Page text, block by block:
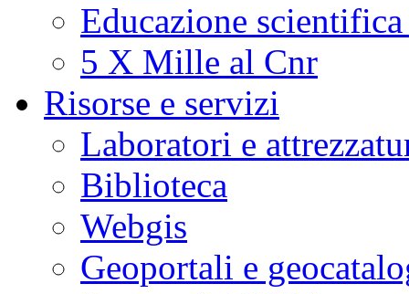
Educazione
5 X Mille al Cnr
Risorse e servizi
Laboratori e
Biblioteca
Webgis
Geoportali e